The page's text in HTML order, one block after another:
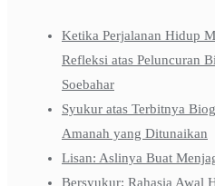
Ketika Perjalanan Hidup
Refleksi atas Peluncuran
Soebahar
Syukur atas Terbitnya
Amanah yang Ditunaikan
Lisan: Aslinya Buat
Bersyukur: Rahasia Awal